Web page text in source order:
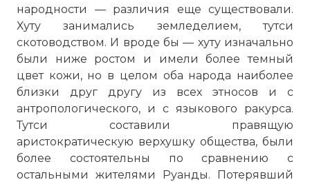
народности — различия еще существовали.
Хуту занимались земледелием, тутси
скотоводством. И вроде бы — хуту изначально
были ниже ростом и имели более темный
цвет кожи, но в целом оба народа наиболее
близки друг другу из всех этносов и с
антропологического, и с языкового ракурса.
Тутси составили правящую
аристократическую верхушку общества, были
более состоятельны по сравнению с
остальными жителями Руанды. Потерявший